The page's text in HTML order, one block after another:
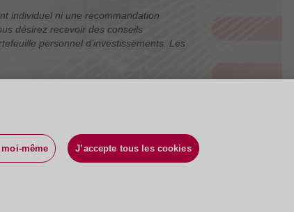
individuel ni une recommandation
désirez recevoir des conseils
personnel d’investissements. Les
même J’accepte tous les cookies